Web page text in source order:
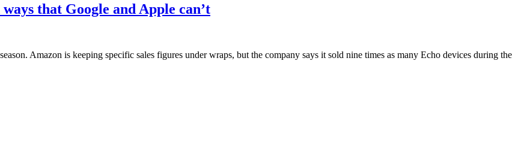
that Google and Apple can’t
Amazon is keeping specific sales figures under wraps, but the company says it sold nine times as many Echo devices during the